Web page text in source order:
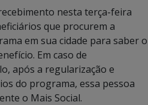
nesta terça-feira
que procurem a
em sua cidade para saber o
Em caso de
após a regularização e
do programa, essa pessoa
o Mais Social.